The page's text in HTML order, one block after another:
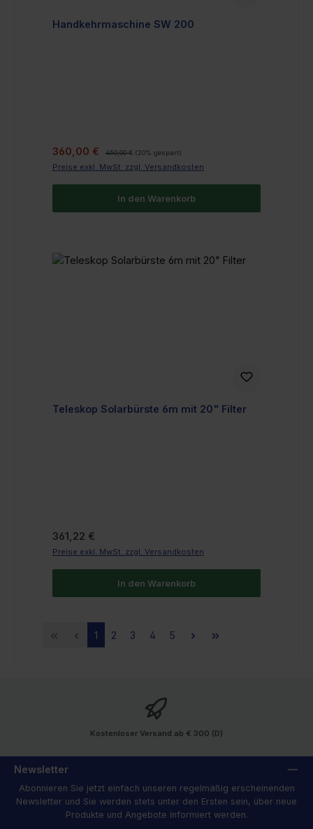
Handkehrmaschine SW 200
Verkaufspreis:
360,00 € 450,00 € (20% gespart)
Preise exkl. MwSt. zzgl. Versandkosten
In den Warenkorb
Teleskop Solarbürste 6m mit 20" Filter
Regulärer Preis:
361,22 €
Preise exkl. MwSt. zzgl. Versandkosten
In den Warenkorb
Seite
1 Seite
2 Seite
3 Seite
4 Seite
5
Kostenloser Versand ab € 300 (D)
Newsletter
Abonnieren Sie jetzt einfach unseren regelmäßig erscheinenden
Newsletter und Sie werden stets unter den Ersten sein, über neue
Produkte und Angebote informiert werden.